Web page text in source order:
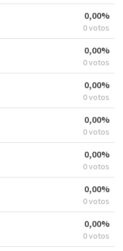
0,00%
0 votos
0,00%
0 votos
0,00%
0 votos
0,00%
0 votos
0,00%
0 votos
0,00%
0 votos
0,00%
0 votos